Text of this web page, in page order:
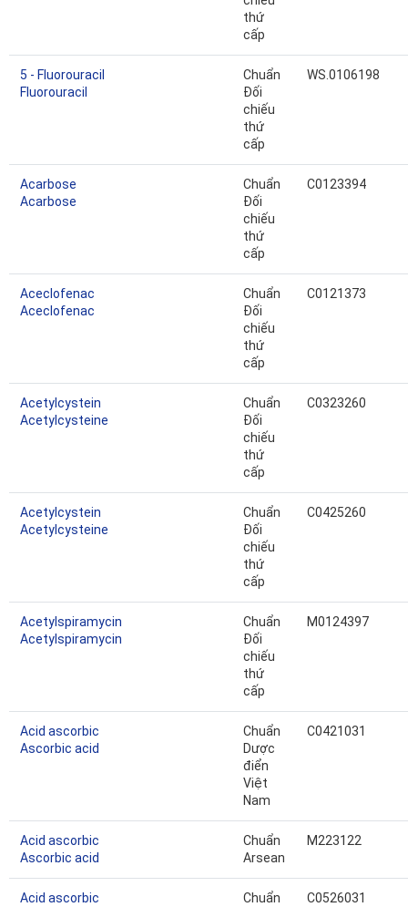
thứ
cấp
5 - Fluorouracil
Fluorouracil
Chuẩn
Đối
chiếu
thứ
cấp
WS.0106198
Acarbose
Acarbose
Chuẩn
Đối
chiếu
thứ
cấp
C0123394
Aceclofenac
Aceclofenac
Chuẩn
Đối
chiếu
thứ
cấp
C0121373
Acetylcystein
Acetylcysteine
Chuẩn
Đối
chiếu
thứ
cấp
C0323260
Acetylcystein
Acetylcysteine
Chuẩn
Đối
chiếu
thứ
cấp
C0425260
Acetylspiramycin
Acetylspiramycin
Chuẩn
Đối
chiếu
thứ
cấp
M0124397
Acid ascorbic
Ascorbic acid
Chuẩn
Dược
điển
Việt
Nam
C0421031
Acid ascorbic
Ascorbic acid
Chuẩn
Arsean
M223122
Acid ascorbic
Chuẩn
C0526031